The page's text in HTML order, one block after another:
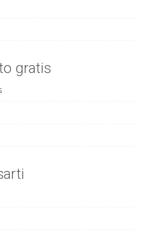
gratis